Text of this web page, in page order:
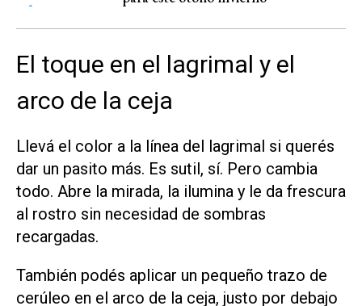
El toque en el lagrimal y el
arco de la ceja
Llevá el color a la línea del lagrimal si querés
dar un pasito más. Es sutil, sí. Pero cambia
todo. Abre la mirada, la ilumina y le da frescura
al rostro sin necesidad de sombras
recargadas.
También podés aplicar un pequeño trazo de
cerúleo en el arco de la ceja, justo por debajo